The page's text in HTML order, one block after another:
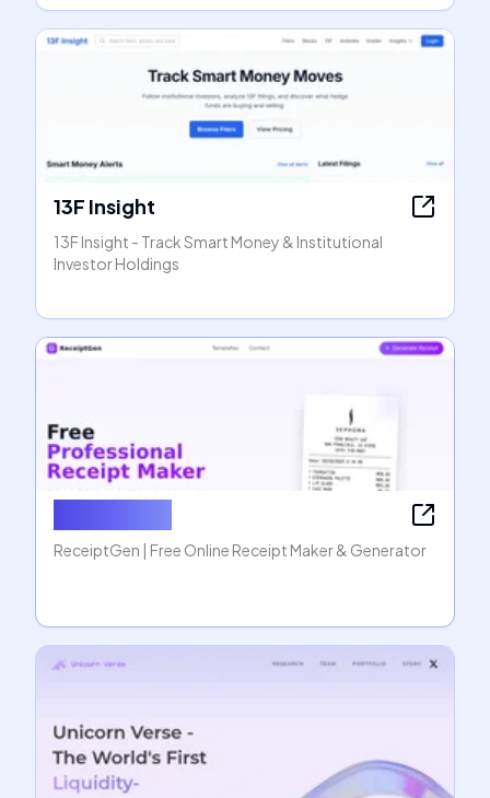
13F Insight
13F Insight - Track Smart Money & Institutional
Investor Holdings
ReceiptGen | Free Online Receipt Maker & Generator